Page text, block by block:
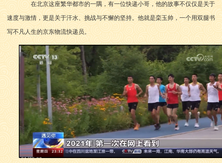
在北京这座繁华都市的一隅，有一位快递小哥，他的故事不仅仅是关于
速度与激情，更是关于汗水、挑战与不懈的坚持。他就是栾玉帅，一个用双腿书
写不凡人生的京东物流快递员。